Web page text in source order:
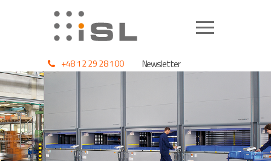
+48 12 29 28 100 Newsletter